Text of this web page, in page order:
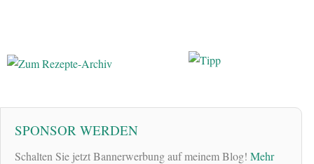
SPONSOR WERDEN
Schalten Sie jetzt Bannerwerbung auf meinem Blog! Mehr